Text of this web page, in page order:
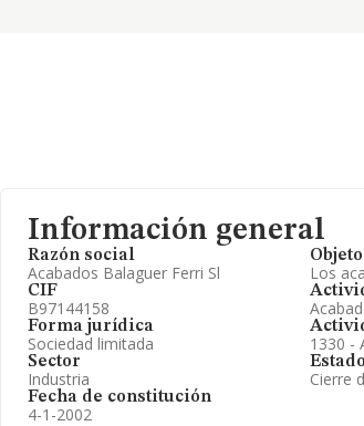
Información general
Razón social
Acabados Balaguer Ferri Sl
CIF
B97144158
Forma jurídica
Sociedad limitada
Sector
Industria
Fecha de constitución
4-1-2002
Los
1330 -
Cierre